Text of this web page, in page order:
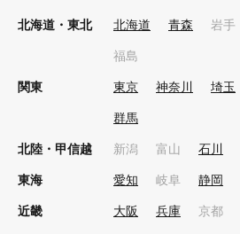
北海道・東北 北海道 青森 岩手
福島
関東 東京 神奈川 埼玉
群馬
北陸・甲信越 新潟 富山 石川
東海 愛知 岐阜 静岡
近畿 大阪 兵庫 京都